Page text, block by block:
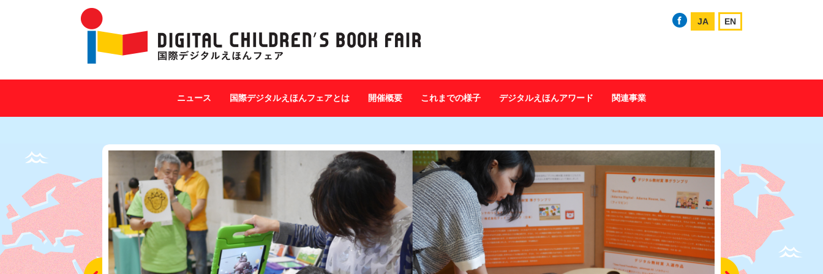
JA EN
ニュース 国際デジタルえほんフェアとは 開催概要 これまでの様子 デジタルえほんアワード 関連事業